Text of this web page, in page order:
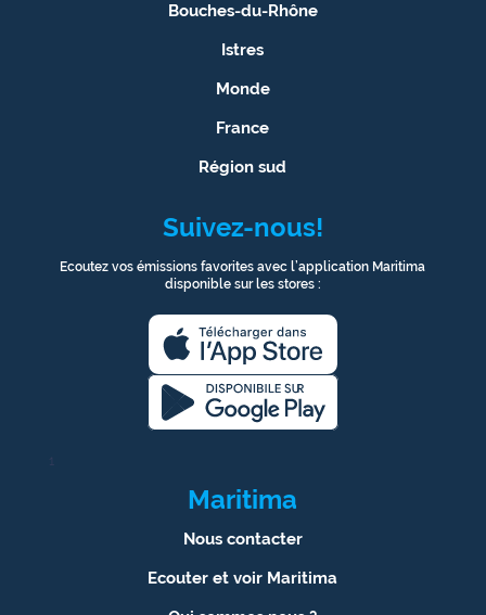
Bouches-du-Rhône
Istres
Monde
France
Région sud
Suivez-nous!
Ecoutez vos émissions favorites avec l’application Maritima
disponible sur les stores :
1
Maritima
Nous contacter
Ecouter et voir Maritima